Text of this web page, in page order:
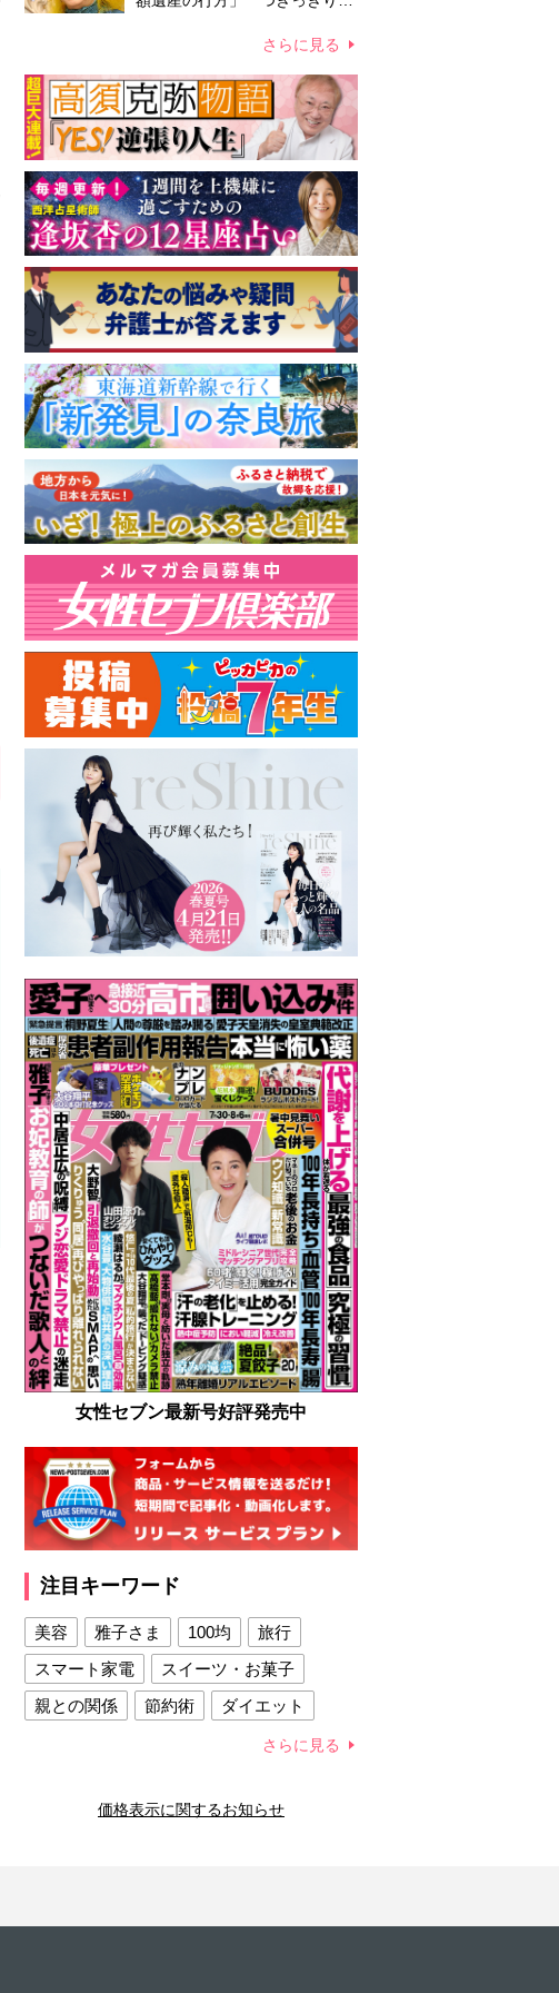
さらに見る
女性セブン最新号好評発売中
注目キーワード
美容 雅子さま 100均
旅行
スマート家電
スイーツ・お菓子
親との関係
節約術
ダイエット
夫との関係
新津春子 どか食い
さらに見る
価格表示に関するお知らせ